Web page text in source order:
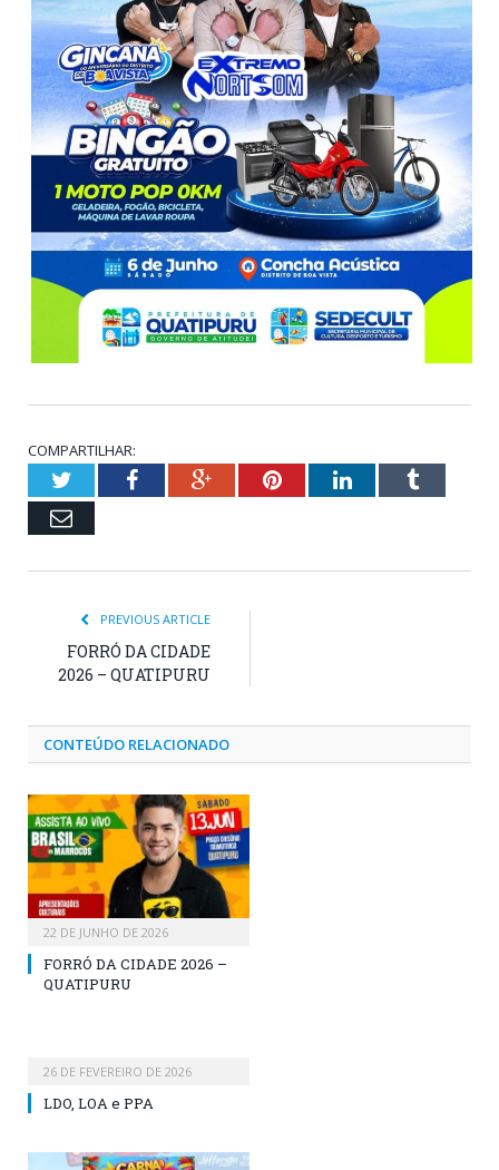
COMPARTILHAR:
TwitterFacebookGoogle+PinterestLinkedInTumblr
Email
PREVIOUS ARTICLE
FORRÓ DA CIDADE
2026 – QUATIPURU
CONTEÚDO RELACIONADO
22 DE JUNHO DE 2026
FORRÓ DA CIDADE 2026 –
QUATIPURU
26 DE FEVEREIRO DE 2026
LDO, LOA e PPA